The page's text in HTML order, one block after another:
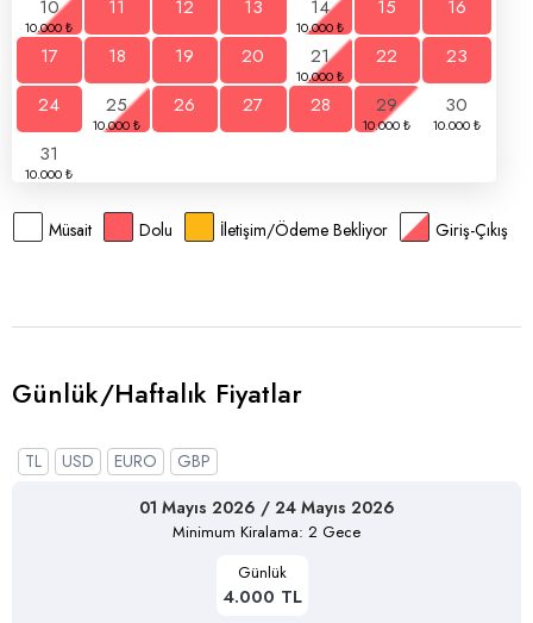
10 11 12 13 14 15
16
17
18 19 20 21 22
23
24
25 26 27 28 29
30
31
Müsait Dolu İletişim/Ödeme Bekliyor Giriş-Çıkış
Günlük/Haftalık Fiyatlar
TL USD EURO
GBP
01 Mayıs 2026 / 24 Mayıs 2026
Minimum Kiralama: 2 Gece
Günlük
4.000 TL